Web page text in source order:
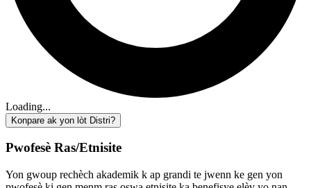
Loading...
Konpare ak yon lòt Distri?
Pwofesè Ras/Etnisite
Yon gwoup rechèch akademik k ap grandi te jwenn ke gen yon